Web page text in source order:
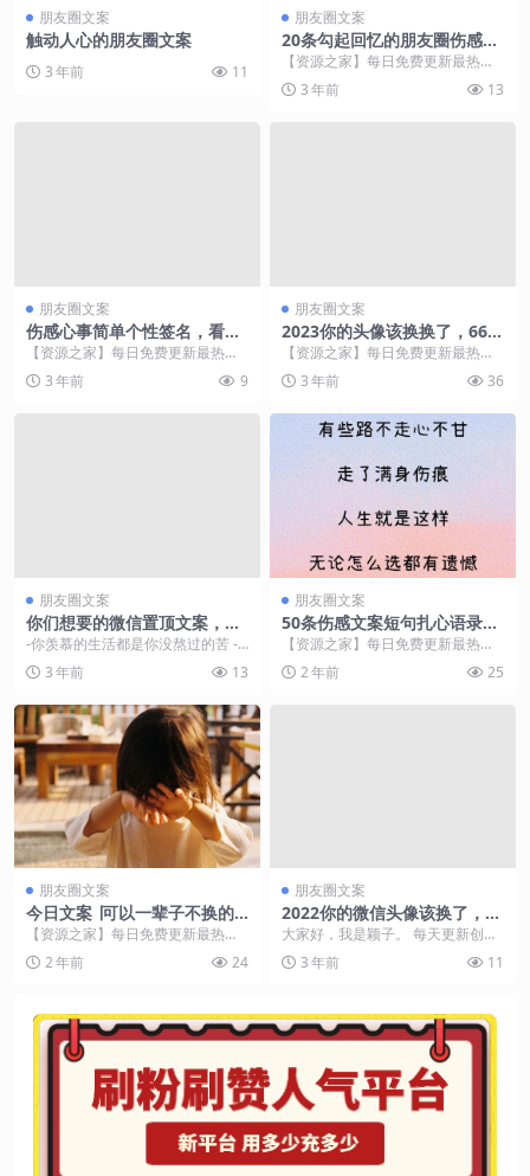
朋友圈文案
触动人心的朋友圈文案
3 年前 11
朋友圈文案
20条勾起回忆的朋友圈伤感签
名，值得收藏！
【资源之家】每日免费更新最热门
的副业项目资源 1、咱的回忆还剩
下什么？是遗憾、还...
3 年前 13
朋友圈文案
伤感心事简单个性签名，看完
记得收藏！
【资源之家】每日免费更新最热门
的副业项目资源 眼中带着疲惫，却
又无知无畏 谢谢你...
3 年前 9
朋友圈文案
2023你的头像该换换了，66张
大展宏图励志商务签名头像，
超级棒
【资源之家】每日免费更新最热门
的副业项目资源 大家好，我是颖
子。 每天更新创意壁...
3 年前 36
朋友圈文案
你们想要的微信置顶文案，那
一句最深得你心
-你羡慕的生活都是你没熬过的苦 -“
如果一直想见谁， 迟早肯定见得
到。” -我...
3 年前 13
朋友圈文案
50条伤感文案短句扎心语录情
感句子，简短精悍，适合做个
【资源之家】每日免费更新最热门
的副业项目资源 1、笑容背后的泪
水，谁又能懂？ 2...
2 年前 25
朋友圈文案
今日文案 ∣可以一辈子不换的
微信签名
【资源之家】每日免费更新最热门
的副业项目资源 ↑↑↑点击头像，
更多美文美图[来看...
2 年前 24
朋友圈文案
2022你的微信头像该换了，45
张精选照片文艺连笔签名头
像，请查收
大家好，我是颖子。 每天更新创意
壁纸头像，喜欢的记得关注哦。 你
是我心头的那颗朱...
3 年前 11